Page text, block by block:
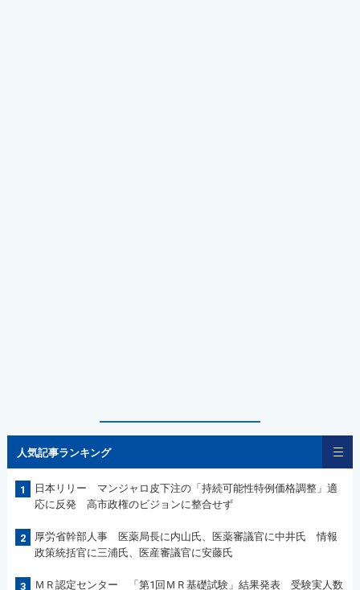
人気記事ランキング
1
日本リリー マンジャロ皮下注の「持続可能性特例価格調整」適
応に反発 高市政権のビジョンに整合せず
2
厚労省幹部人事 医薬局長に内山氏、医薬審議官に中井氏 情報
政策統括官に三浦氏、医産審議官に安藤氏
3
ＭＲ認定センター 「第1回ＭＲ基礎試験」結果発表 受験実人数